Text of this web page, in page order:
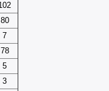
80
7
78
5
3